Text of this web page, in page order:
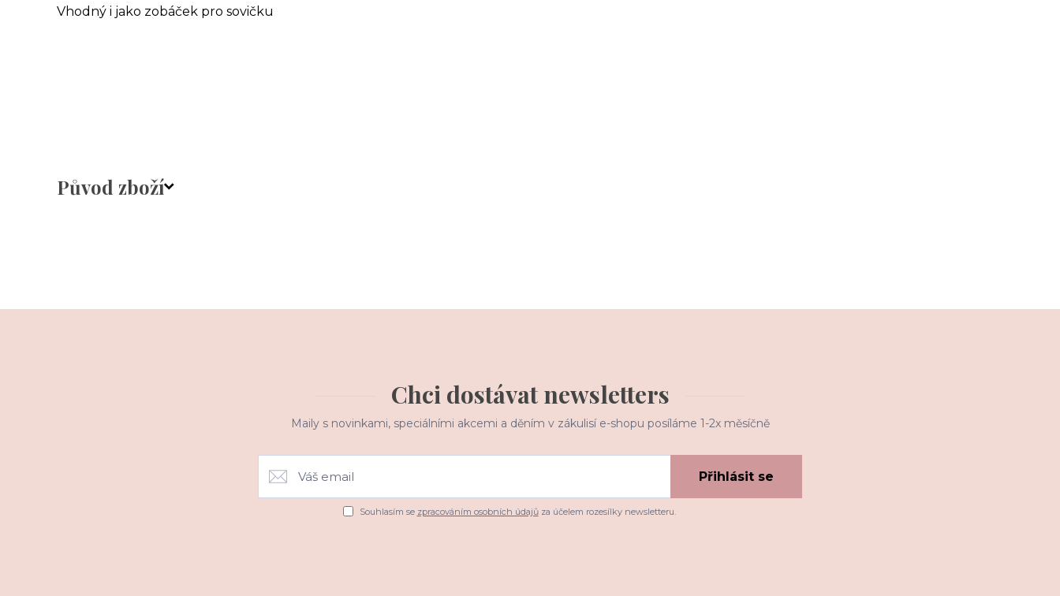
Vhodný i jako zobáček pro sovičku
Původ zboží
Chci dostávat newsletters
Maily s novinkami, speciálními akcemi a děním v zákulisí e-shopu posíláme 1-2x měsíčně
Přihlásit se
Souhlasím se zpracováním osobních údajůza účelem rozesílky newsletteru.